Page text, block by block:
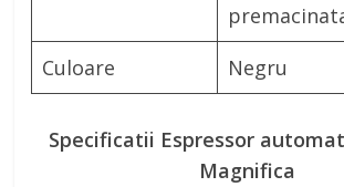
Culoare
Negru
Specificatii Espressor automat
Magnifica